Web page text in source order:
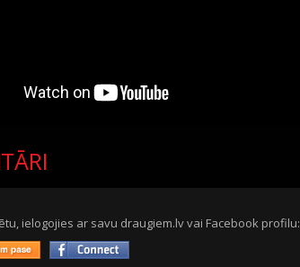
ielogojies ar savu draugiem.lv vai Facebook profilu: